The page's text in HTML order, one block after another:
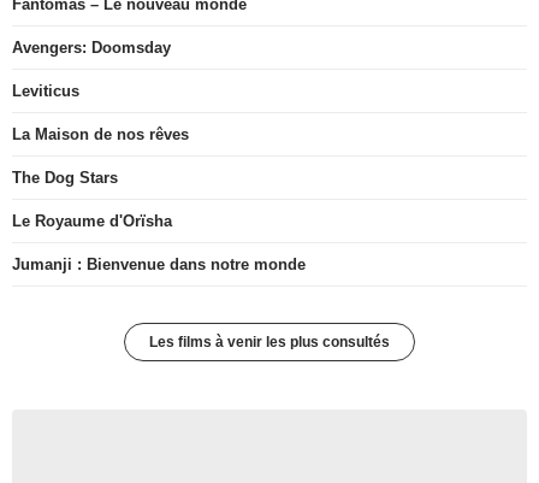
Fantômas – Le nouveau monde
Avengers: Doomsday
Leviticus
La Maison de nos rêves
The Dog Stars
Le Royaume d'Orïsha
Jumanji : Bienvenue dans notre monde
Les films à venir les plus consultés